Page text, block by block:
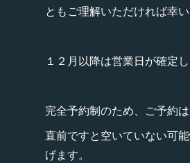
ともご理解いただければ幸い
１２月以降は営業日が確定
完全予約制のため、ご予約
直前ですと空いていない可
げます。